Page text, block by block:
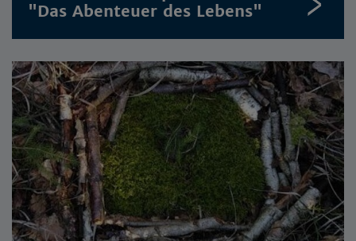
"Das Abenteuer des Lebens"